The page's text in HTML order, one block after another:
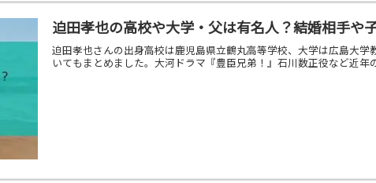
迫田孝也の高校や大学・父は有名人？結婚相手や
迫田孝也さんの出身高校は鹿児島県立鶴丸高等学校、大学は広島大
いてもまとめました。大河ドラマ『豊臣兄弟！』石川数正役など近年